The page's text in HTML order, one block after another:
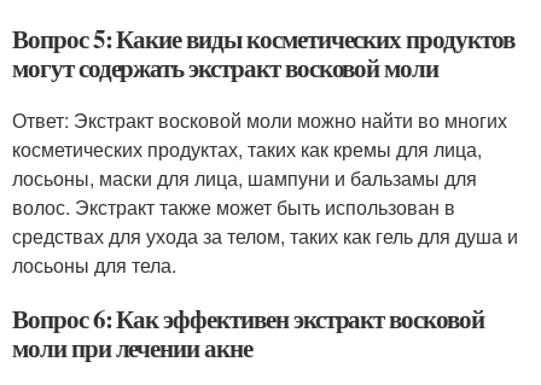
Вопрос 5: Какие виды косметических продуктов
могут содержать экстракт восковой моли
Ответ: Экстракт восковой моли можно найти во многих
косметических продуктах, таких как кремы для лица,
лосьоны, маски для лица, шампуни и бальзамы для
волос. Экстракт также может быть использован в
средствах для ухода за телом, таких как гель для душа и
лосьоны для тела.
Вопрос 6: Как эффективен экстракт восковой
моли при лечении акне